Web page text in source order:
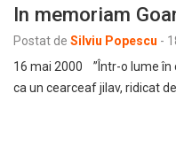
In memoriam
Postat de Silviu Popescu -
16 mai 2000 ”Într-o lume în
ca un cearceaf jilav, ridicat de